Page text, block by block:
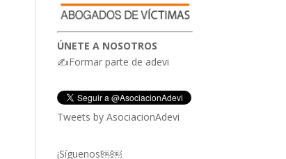
ÚNETE A NOSOTROS
✍Formar parte de adevi
Tweets by AsociacionAdevi
¡Síguenos!￼￼